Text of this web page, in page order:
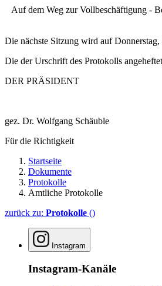
Auf dem Weg zur Vollbeschäftigung -
Die nächste Sitzung wird auf
Die der Urschrift des Protokolls
DER PRÄSIDENT
gez. Dr. Wolfgang Schäuble
Für die Richtigkeit
Startseite
Dokumente
Protokolle
Amtliche Protokolle
zurück zu: Protokolle ()
Instagram
Instagram-Kanäle